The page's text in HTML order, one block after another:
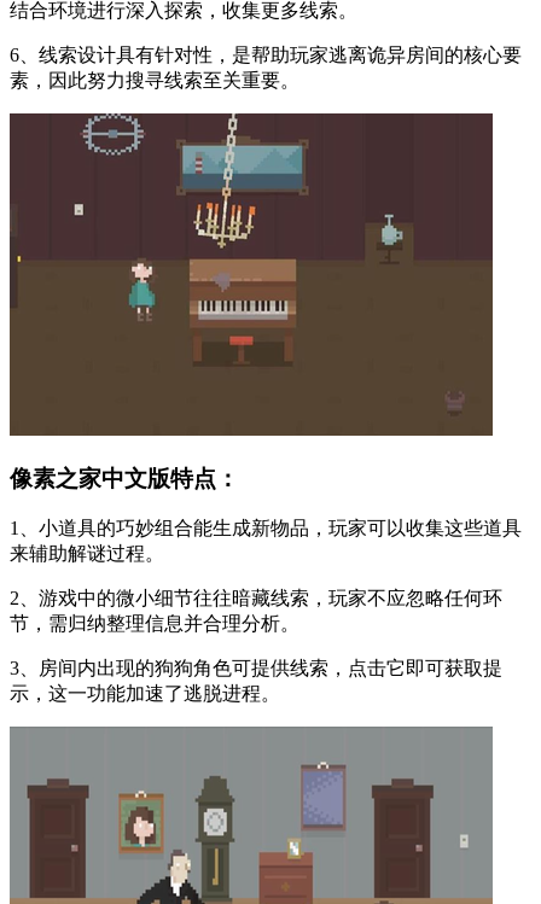
结合环境进行深入探索，收集更多线索。
6、线索设计具有针对性，是帮助玩家逃离诡异房间的核心要
素，因此努力搜寻线索至关重要。
像素之家中文版特点：
1、小道具的巧妙组合能生成新物品，玩家可以收集这些道具
来辅助解谜过程。
2、游戏中的微小细节往往暗藏线索，玩家不应忽略任何环
节，需归纳整理信息并合理分析。
3、房间内出现的狗狗角色可提供线索，点击它即可获取提
示，这一功能加速了逃脱进程。